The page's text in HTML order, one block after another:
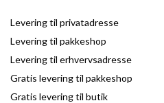
Levering til privatadresse
Levering til pakkeshop
Levering til erhvervsadresse
Gratis levering til pakkeshop
Gratis levering til butik